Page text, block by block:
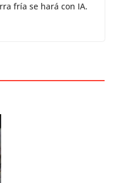
fría se hará con IA.